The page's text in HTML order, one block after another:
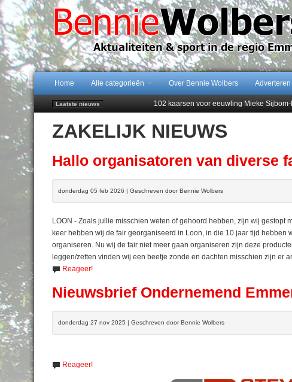
Home Alle categorieën Over Bennie Wolbers Adverteren
Laatste nieuws
102 kaarsen voor eeuwling Mieke
Daan Lambers tekent eerste profcontract
Jubileumfeest 35 jaar De Amer
ZAKELIJK NIEUWS
Hallo organisatoren van diverse
donderdag 05 feb 2026 | Geschreven door Bennie Wolbers
LOON - Zoals jullie misschien weten of gehoord hebben, zijn wij gestopt
keer hebben wij de fair georganiseerd in Loon, in die 10 jaar tijd hebben
organiseren. Nu wij de fair niet meer gaan organiseren zijn deze
leggen/zetten vinden wij een beetje zonde en dachten misschien zijn er
Reageer!
Nieuwsbrief Ondernemend
donderdag 27 nov 2025 | Geschreven door Bennie Wolbers
Reageer!